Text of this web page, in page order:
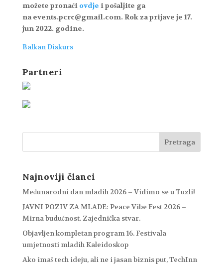
možete pronaći ovdje i pošaljite ga
na events.pcrc@gmail.com. Rok za prijave je 17.
jun 2022. godine.
Balkan Diskurs
Partneri
Najnoviji članci
Međunarodni dan mladih 2026 – Vidimo se u Tuzli!
JAVNI POZIV ZA MLADE: Peace Vibe Fest 2026 –
Mirna budućnost. Zajednička stvar.
Objavljen kompletan program 16. Festivala
umjetnosti mladih Kaleidoskop
Ako imaš tech ideju, ali ne i jasan biznis put, TechInn